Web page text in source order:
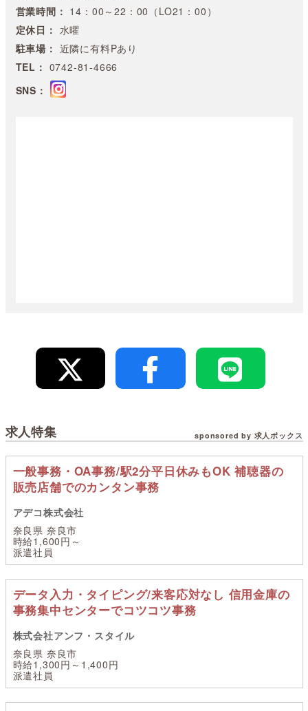
営業時間： 14：00～22：00（LO21：00）
定休日： 水曜
駐車場： 近隣に有料Pあり
TEL： 0742-81-4666
SNS：
求人特集 sponsored by 求人ボックス
一般事務・OA事務/駅2分平日休みもOK 補聴器の
販売店舗でのカンタン事務
アデコ株式会社
奈良県 奈良市
時給1,600円～
派遣社員
データ入力・タイピング/来客応対なし 信用金庫の
事務集中センターでコツコツ事務
株式会社アンフ・スタイル
奈良県 奈良市
時給1,300円～1,400円
派遣社員